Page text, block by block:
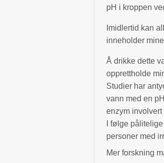
pH i kroppen
Imidlertid kan
inneholder
Å drikke dette
opprettholde
Studier har
vann med en
enzym
I følge
personer med
Mer forskning